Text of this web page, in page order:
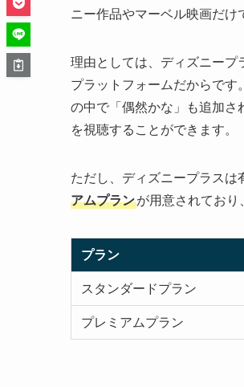
ニー作品やマーベル映画だけ
理由としては、ディズニープ
プラットフォームだからで
の中で「偶然かな」も追加さ
を視聴することができます。
ただし、ディズニープラスは
アムプランが用意されており
プラン
スタンダードプラン
プレミアムプラン